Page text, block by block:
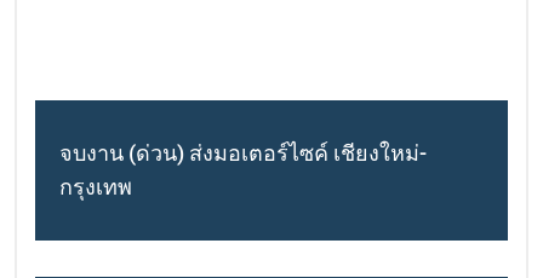
จบงาน (ด่วน) ส่งมอเตอร์ไซค์ เชียงใหม่-
กรุงเทพ